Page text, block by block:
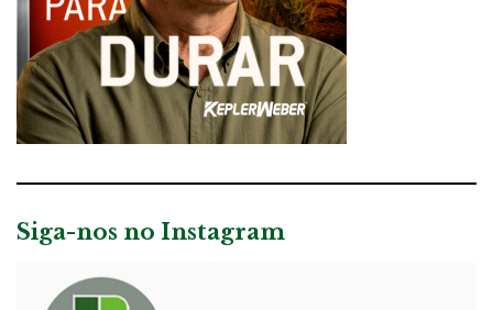
Siga-nos no Instagram